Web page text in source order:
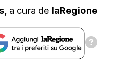
a cura de laRegione